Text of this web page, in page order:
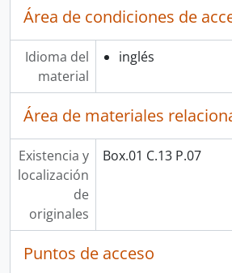
Área de condiciones de
Idioma del
material
inglés
Área de materiales
Existencia y
localización
de
originales
Box.01 C.13 P.07
Puntos de acceso